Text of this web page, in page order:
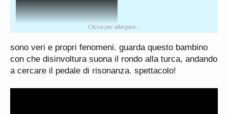
Clicca per allargare...
sono veri e propri fenomeni. guarda questo bambino
con che disinvoltura suona il rondo alla turca, andando
a cercare il pedale di risonanza. spettacolo!